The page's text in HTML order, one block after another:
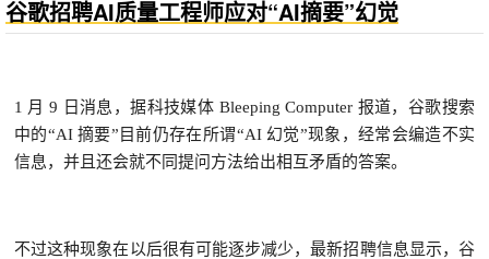
谷歌招聘AI质量工程师应对“AI摘要”幻觉
1 月 9 日消息，据科技媒体 Bleeping Computer 报道，谷歌搜索
中的“AI 摘要”目前仍存在所谓“AI 幻觉”现象，经常会编造不实
信息，并且还会就不同提问方法给出相互矛盾的答案。
不过这种现象在以后很有可能逐步减少，最新招聘信息显示，谷